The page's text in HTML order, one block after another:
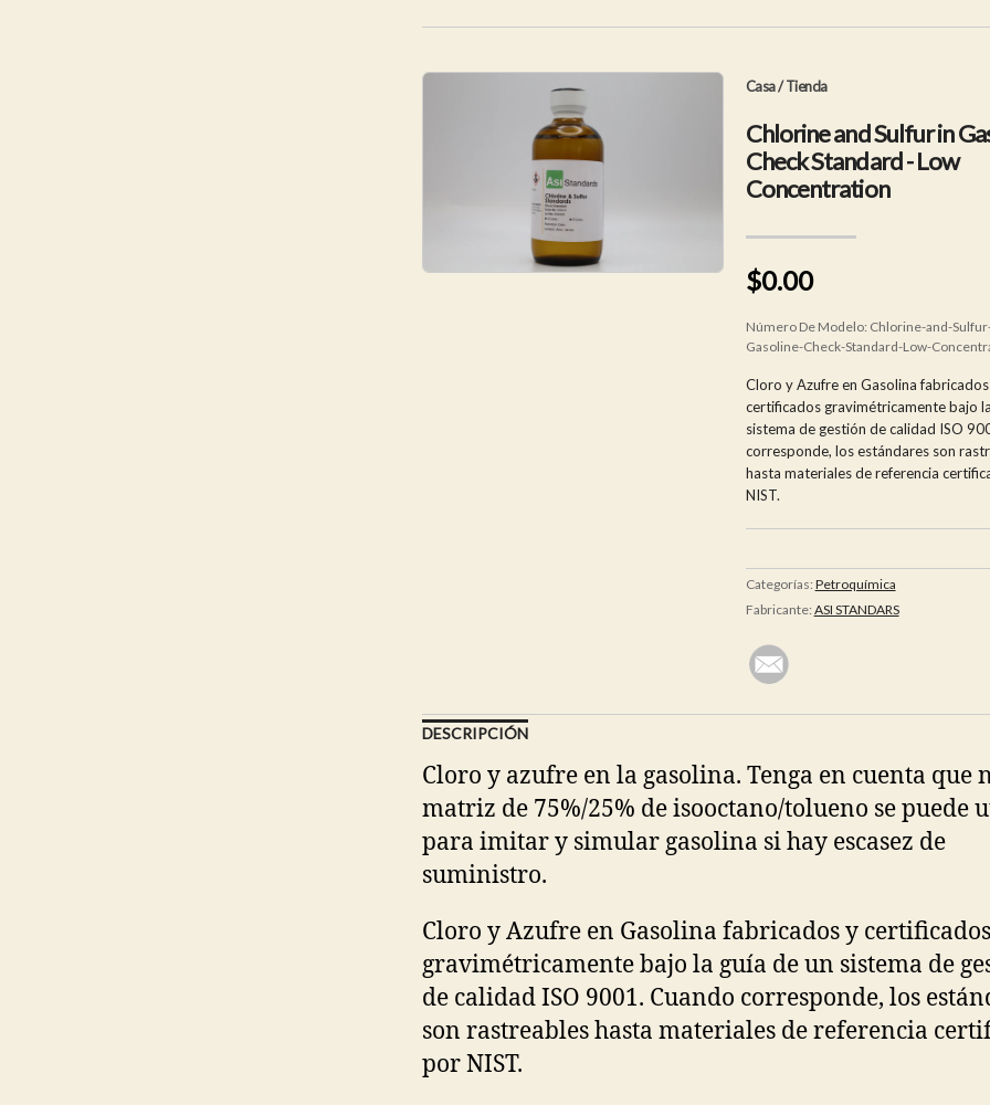
Casa/Tienda
Chlorine and Sulfur in
Check Standard - Low
Concentration
$0.00
Número De Modelo: Chlorine-and-
Gasoline-Check-Standard-Low-
Cloro y Azufre en Gasolina
certificados gravimétricamente bajo
sistema de gestión de calidad ISO
corresponde, los estándares son
hasta materiales de referencia
NIST.
Categorías: Petroquímica
Fabricante: ASI STANDARS
DESCRIPCIÓN
Cloro y azufre en la gasolina. Tenga en cuenta que
matriz de 75%/25% de isooctano/tolueno se puede
para imitar y simular gasolina si hay escasez de
suministro.
Cloro y Azufre en Gasolina fabricados y certificados
gravimétricamente bajo la guía de un sistema de
de calidad ISO 9001. Cuando corresponde, los es
son rastreables hasta materiales de referencia
por NIST.